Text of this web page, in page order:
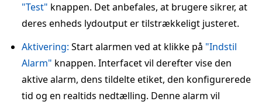
"Test" knappen. Det anbefales, at brugere sikrer, at
deres enheds lydoutput er tilstrækkeligt justeret.
Aktivering: Start alarmen ved at klikke på "Indstil
Alarm" knappen. Interfacet vil derefter vise den
aktive alarm, dens tildelte etiket, den konfigurerede
tid og en realtids nedtælling. Denne alarm vil